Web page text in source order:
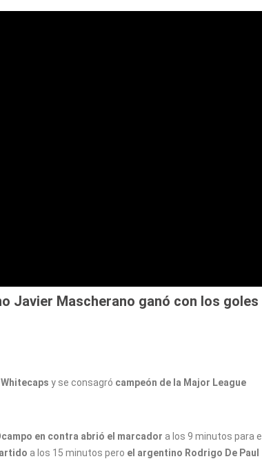
Javier Mascherano ganó con los goles
y se consagró campeón de la Major League
en contra abrió el marcador a los 9 minutos para el
a los 15 minutos pero el argentino Rodrigo De Paul